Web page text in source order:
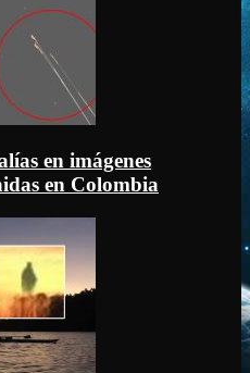
en imágenes
en Colombia